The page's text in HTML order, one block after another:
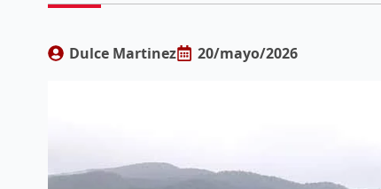
Dulce Martinez 20/mayo/2026